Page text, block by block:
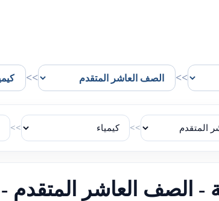
>>
>>
>>
>>
- الصف العاشر